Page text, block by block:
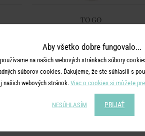
TO GO
Aby všetko dobre fungovalo...
na našich webových stránkach súbory
súborov cookies. Ďakujeme, že ste súhlasili s
našich webových stránok. Viac o cookies si môžete
NESÚHLASÍM PRIJAŤ